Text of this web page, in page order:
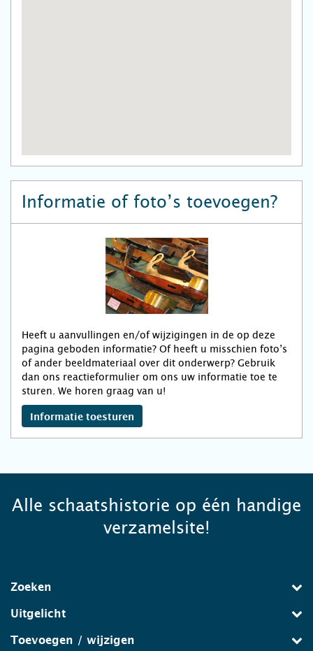
Informatie of foto’s toevoegen?
Heeft u aanvullingen en/of wijzigingen in de op deze
pagina geboden informatie? Of heeft u misschien foto’s
of ander beeldmateriaal over dit onderwerp? Gebruik
dan ons reactieformulier om ons uw informatie toe te
sturen. We horen graag van u!
Informatie toesturen
Alle schaatshistorie op één handige
verzamelsite!
Zoeken
Uitgelicht
Toevoegen / wijzigen